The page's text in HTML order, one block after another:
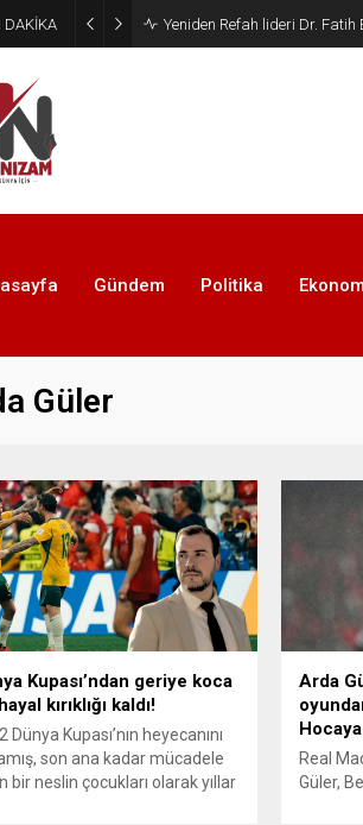
DAKİKA Yıkımın Gölgesinde Bir
Gündem Politika
Güler
Kupası’ndan geriye koca
kırıklığı kaldı!
Dünya Kupası’nın heyecanını
son ana kadar mücadele
bir neslin çocukları olarak yıllar
Arda
Real
Güler,